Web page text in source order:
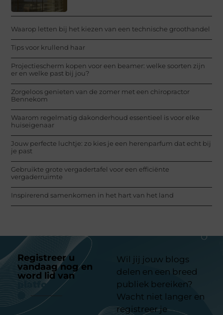
Waarop letten bij het kiezen van een technische groothandel
Tips voor krullend haar
Projectiescherm kopen voor een beamer: welke soorten zijn
er en welke past bij jou?
Zorgeloos genieten van de zomer met een chiropractor
Bennekom
Waarom regelmatig dakonderhoud essentieel is voor elke
huiseigenaar
Jouw perfecte luchtje: zo kies je een herenparfum dat echt bij
je past
Gebruikte grote vergadertafel voor een efficiënte
vergaderruimte
Inspirerend samenkomen in het hart van het land
Registreer u
vandaag nog en
word lid van
platform
Wil jij jouw blogs
delen en een breed
publiek bereiken?
Wacht niet langer en
registreer je